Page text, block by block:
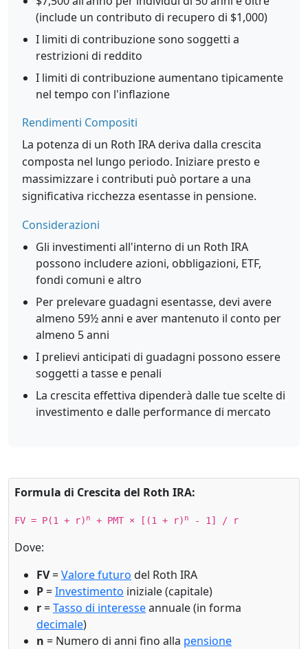
(include un contributo di recupero di $1,000)
I limiti di contribuzione sono soggetti a
restrizioni di reddito
I limiti di contribuzione aumentano tipicamente
nel tempo con l'inflazione
Rendimenti Compositi
La potenza di un Roth IRA deriva dalla crescita
composta nel lungo periodo. Iniziare presto e
massimizzare i contributi può portare a una
significativa ricchezza esentasse in pensione.
Considerazioni
Gli investimenti all'interno di un Roth IRA
possono includere azioni, obbligazioni, ETF,
fondi comuni e altro
Per prelevare guadagni esentasse, devi avere
almeno 59½ anni e aver mantenuto il conto per
almeno 5 anni
I prelievi anticipati di guadagni possono essere
soggetti a tasse e penali
La crescita effettiva dipenderà dalle tue scelte di
investimento e dalle performance di mercato
Formula di Crescita del Roth IRA:
FV = P(1 + r) n + PMT × [(1 + r) n - 1] / r
Dove:
FV=Valore futuro del Roth IRA
P=Investimento iniziale (capitale)
r=Tasso di interesseannuale (in forma
decimale)
n = Numero di anni fino alla pensione